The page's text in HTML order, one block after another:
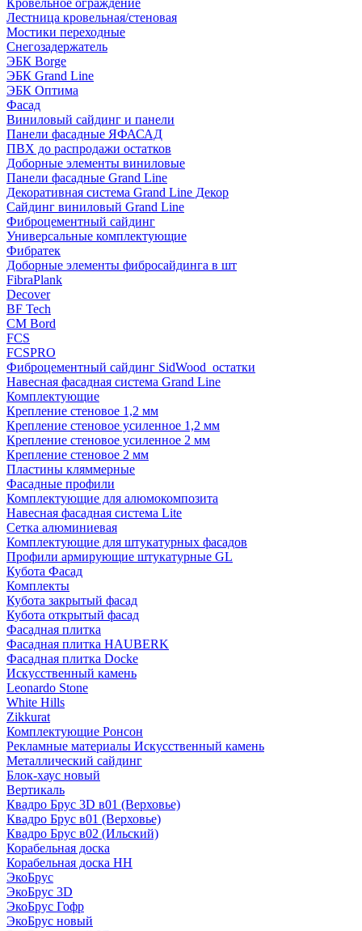
Кровельное ограждение
Лестница кровельная/стеновая
Мостики переходные
Снегозадержатель
ЭБК Borge
ЭБК Grand Line
ЭБК Оптима
Фасад
Виниловый сайдинг и панели
Панели фасадные ЯФАСАД
ПВХ до распродажи остатков
Доборные элементы виниловые
Панели фасадные Grand Line
Декоративная система Grand Line Декор
Сайдинг виниловый Grand Line
Фиброцементный сайдинг
Универсальные комплектующие
Фибратек
Доборные элементы фибросайдинга в шт
FibraPlank
Decover
BF Tech
CM Bord
FCS
FCSPRO
Фиброцементный сайдинг SidWood_остатки
Навесная фасадная система Grand Line
Комплектующие
Крепление стеновое 1,2 мм
Крепление стеновое усиленное 1,2 мм
Крепление стеновое усиленное 2 мм
Крепление стеновое 2 мм
Пластины кляммерные
Фасадные профили
Комплектующие для алюмокомпозита
Навесная фасадная система Lite
Сетка алюминиевая
Комплектующие для штукатурных фасадов
Профили армирующие штукатурные GL
Кубота Фасад
Комплекты
Кубота закрытый фасад
Кубота открытый фасад
Фасадная плитка
Фасадная плитка HAUBERK
Фасадная плитка Docke
Искусственный камень
Leonardo Stone
White Hills
Zikkurat
Комплектующие Ронсон
Рекламные материалы Искусственный камень
Металлический сайдинг
Блок-хаус новый
Вертикаль
Квадро Брус 3D в01 (Верховье)
Квадро Брус в01 (Верховье)
Квадро Брус в02 (Ильский)
Корабельная доска
Корабельная доска НН
ЭкоБрус
ЭкоБрус 3D
ЭкоБрус Гофр
ЭкоБрус новый